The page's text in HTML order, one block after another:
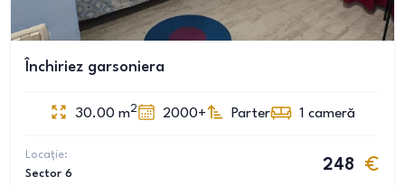
Închiriez garsoniera
30.00 m2 2000+ Parter 1 cameră
Locație:
Sector 6
248